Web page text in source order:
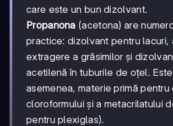
care este un bun dizolvant.
Propanona (acetona) are
practice: dizolvant pentru lacuri,
extragere a grăsimilor și
acetilenă în tuburile de oțel.
asemenea, materie primă
cloroformului și a metacrilatului
pentru plexiglas).